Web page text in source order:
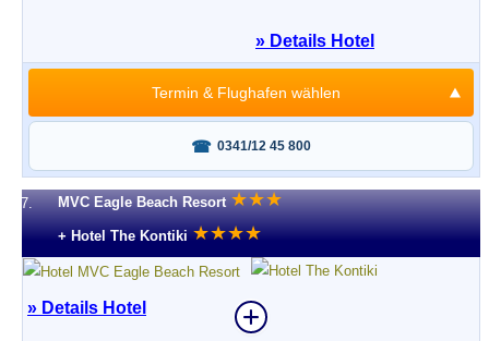
» Details Hotel
0341/12 45 800
Termin & Flughafen wählen
7. MVC Eagle Beach Resort ★★★
+ Hotel The Kontiki ★★★★
» Details Hotel